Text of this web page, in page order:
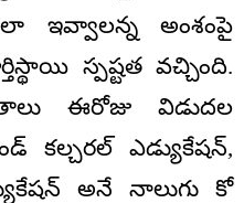
ఇవ్వాలన్న అంశంపై
స్పష్టత వచ్చింది.
ఈరోజు విడుదల
కల్చరల్ ఎడ్యుకేషన్,
అనే నాలుగు కో